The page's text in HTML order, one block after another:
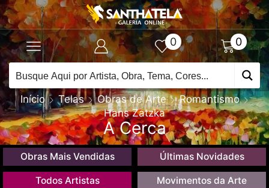
0 0
Início Telas Obras de Arte
Romantismo
Hans Zatzka
A Cerca
Obras Mais Vendidas Últimas Novidades
Todos Artistas Movimentos da Arte